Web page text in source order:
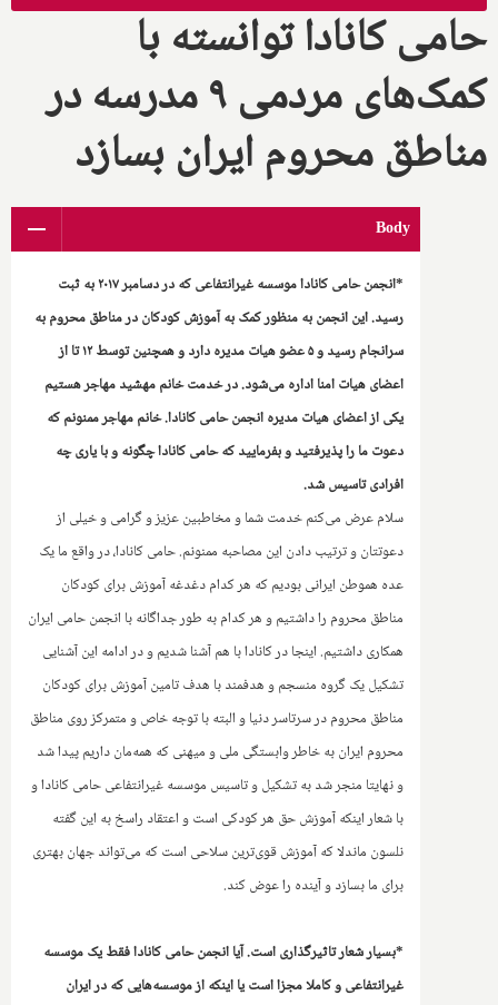
حامی کانادا توانسته با
کمک‌های مردمی ۹ مدرسه در
مناطق محروم ایران بسازد
Body
*انجمن حامی کانادا موسسه غیرانتفاعی که در دسامبر ۲۰۱۷ به ثبت
رسید. این انجمن به منظور کمک به آموزش کودکان در مناطق محروم به
سرانجام رسید و ۵ عضو هیات مدیره دارد و همچنین توسط ۱۲ تا از
اعضای هیات امنا اداره می‌شود. در خدمت خانم مهشید مهاجر هستیم
یکی از اعضای هیات مدیره انجمن حامی کانادا. خانم مهاجر ممنونم که
دعوت ما را پذیرفتید و بفرمایید که حامی کانادا چگونه و با یاری چه
افرادی تاسیس شد.
سلام عرض می‌کنم خدمت شما و مخاطبین عزیز و گرامی و خیلی از
دعوتتان و ترتیب دادن این مصاحبه ممنونم. حامی کانادا، در واقع ما یک
عده هموطن ایرانی بودیم که هر کدام دغدغه آموزش برای کودکان
مناطق محروم را داشتیم و هر کدام به طور جداگانه با انجمن حامی ایران
همکاری داشتیم. اینجا در کانادا با هم آشنا شدیم و در ادامه این آشنایی
تشکیل یک گروه منسجم و هدفمند با هدف تامین آموزش برای کودکان
مناطق محروم در سرتاسر دنیا و البته با توجه خاص و متمرکز روی مناطق
محروم ایران به خاطر وابستگی ملی و میهنی که همه‌مان داریم پیدا شد
و نهایتا منجر شد به تشکیل و تاسیس موسسه غیرانتفاعی حامی کانادا و
با شعار اینکه آموزش حق هر کودکی است و اعتقاد راسخ به این گفته
نلسون ماندلا که آموزش قوی‌ترین سلاحی است که می‌تواند جهان بهتری
برای ما بسازد و آینده را عوض کند.
*بسیار شعار تاثیرگذاری است. آیا انجمن حامی کانادا فقط یک موسسه
غیرانتفاعی و کاملا مجزا‌ است یا اینکه‌ از‌ موسسه‌هایی که در ایران